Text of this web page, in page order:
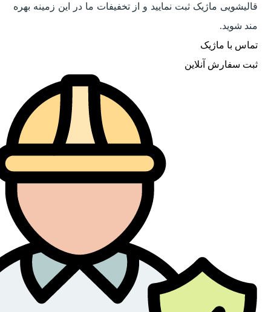
قالیشویی ماژیک ثبت نمایید و از تخفیفات ما در این زمینه بهره
مند شوید.
تماس با ماژیک
ثبت سفارش آنلاین